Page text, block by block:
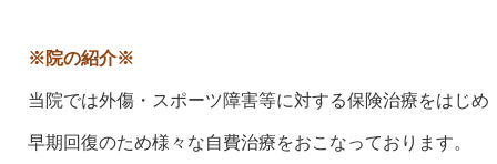
※院の紹介※
当院では外傷・スポーツ障害等に対する保険治療をはじめ
早期回復のため様々な自費治療をおこなっております。